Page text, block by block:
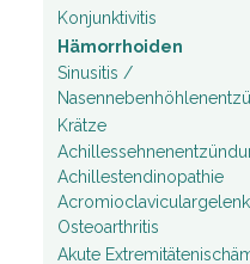
Konjunktivitis
Hämorrhoiden
Sinusitis /
Krätze
Achillestendinopathie
Osteoarthritis
Akute